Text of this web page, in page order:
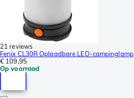
21 reviews
Fenix CL30R Oplaadbare LED-campinglamp
€ 109,95
Op voorraad